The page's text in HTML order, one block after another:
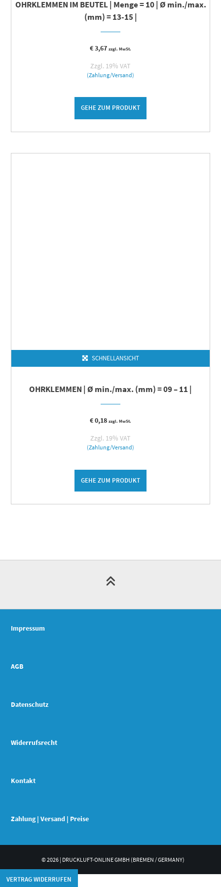
OHRKLEMMEN IM BEUTEL | Menge = 10 | Ø min./max.
(mm) = 13-15 |
€3,67 zzgl. MwSt.
Zzgl. 19% VAT
(Zahlung/Versand)
GEHE ZUM PRODUKT
SCHNELLANSICHT
OHRKLEMMEN | Ø min./max. (mm) = 09 – 11 |
€0,18 zzgl. MwSt.
Zzgl. 19% VAT
(Zahlung/Versand)
GEHE ZUM PRODUKT
Impressum
AGB
Datenschutz
Widerrufsrecht
Kontakt
Zahlung | Versand | Preise
© 2026 | DRUCKLUFT-ONLINE GMBH (BREMEN / GERMANY)
VERTRAG WIDERRUFEN